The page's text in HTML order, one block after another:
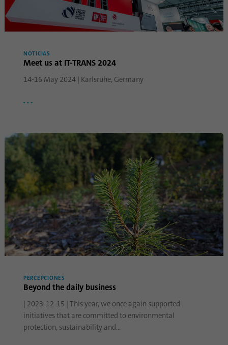
NOTICIAS
Meet us at IT-TRANS 2024
14-16 May 2024 | Karlsruhe, Germany
PERCEPCIONES
Beyond the daily business
| 2023-12-15 | This year, we once again supported
initiatives that are committed to environmental
protection, sustainability and…